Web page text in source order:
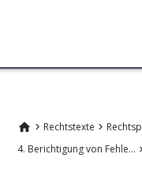
Rechtstexte
4. Berichtigung von Fehlern in der Beschreibung, den Ansprüchen oder den Zeichnungen